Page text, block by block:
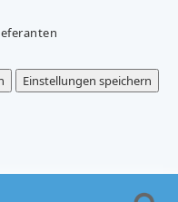
Einstellungen speichern